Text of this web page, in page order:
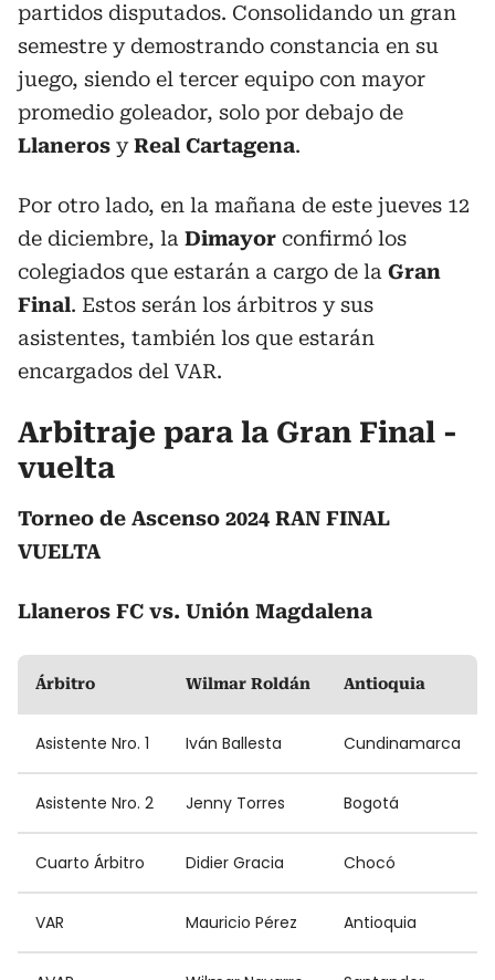
partidos disputados. Consolidando un gran
semestre y demostrando constancia en su
juego, siendo el tercer equipo con mayor
promedio goleador, solo por debajo de
Llaneros yReal Cartagena.
Por otro lado, en la mañana de este jueves 12
de diciembre, la Dimayor confirmó los
colegiados que estarán a cargo de la Gran
Final. Estos serán los árbitros y sus
asistentes, también los que estarán
encargados del VAR.
Arbitraje para la Gran Final -
vuelta
Torneo de Ascenso 2024 RAN FINAL
VUELTA
Llaneros FC vs. Unión Magdalena
Árbitro Wilmar Roldán Antioquia
Asistente Nro. 1 Iván Ballesta Cundinamarca
Asistente Nro. 2 Jenny Torres Bogotá
Cuarto Árbitro Didier Gracia Chocó
VAR Mauricio Pérez Antioquia